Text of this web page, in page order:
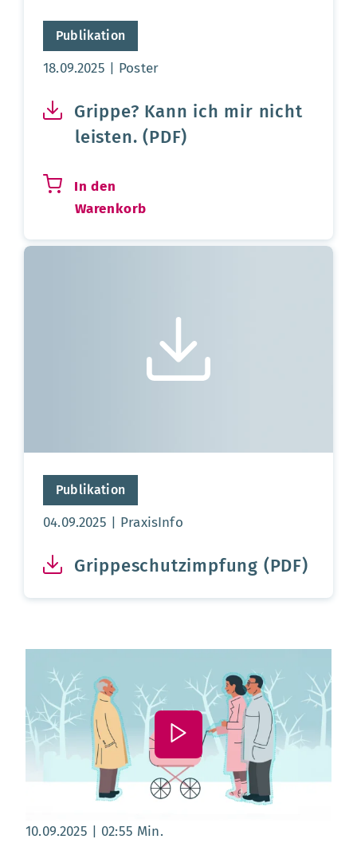
Publikation
Aktualisierungsdatum:
18.09.2025 Poster
Grippe? Kann ich mir nicht
leisten. (PDF)
In den
Warenkorb
Publikation
Aktualisierungsdatum:
04.09.2025 PraxisInfo
Grippeschutzimpfung (PDF)
Datum:
10.09.2025 , Dauer:
02:55 Min.02 Minuten 55 Sekunden